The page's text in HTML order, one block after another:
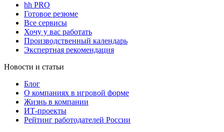
hh PRO
Готовое резюме
Все сервисы
Хочу у вас работать
Производственный календарь
Экспертная рекомендация
Новости и статьи
Блог
О компаниях в игровой форме
Жизнь в компании
ИТ-проекты
Рейтинг работодателей России